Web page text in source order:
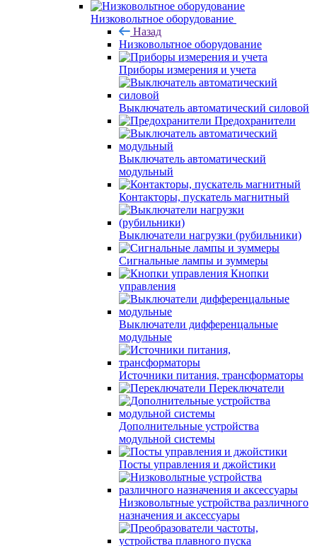
Низковольтное оборудование
Назад
Низковольтное оборудование
Приборы измерения и учета
Выключатель автоматический силовой
Предохранители
Выключатель автоматический
модульный
Контакторы, пускатель магнитный
Выключатели нагрузки (рубильники)
Сигнальные лампы и зуммеры
Кнопки
управления
Выключатели дифференцальные
модульные
Источники питания, трансформаторы
Переключатели
Дополнительные устройства
модульной системы
Посты управления и джойстики
Низковольтные устройства различного
назначения и аксессуары